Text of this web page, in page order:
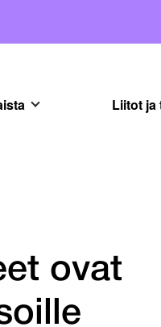
Liitot ja
ovat